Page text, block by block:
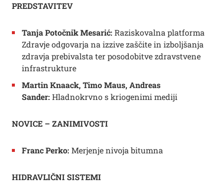
PREDSTAVITEV
Tanja Potočnik Mesarić: Raziskovalna platforma
Zdravje odgovarja na izzive zaščite in izboljšanja
zdravja prebivalsta ter posodobitve zdravstvene
infrastrukture
Martin Knaack, Timo Maus, Andreas
Sander: Hladnokrvno s kriogenimi mediji
NOVICE – ZANIMIVOSTI
Franc Perko: Merjenje nivoja bitumna
HIDRAVLIČNI SISTEMI